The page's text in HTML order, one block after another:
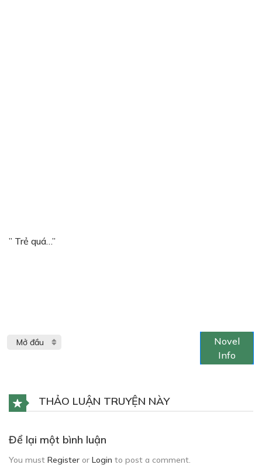
” Trẻ quá…”
Novel
Info
THẢO LUẬN TRUYỆN NÀY
Để lại một bình luận
You must Register or Login to post a comment.